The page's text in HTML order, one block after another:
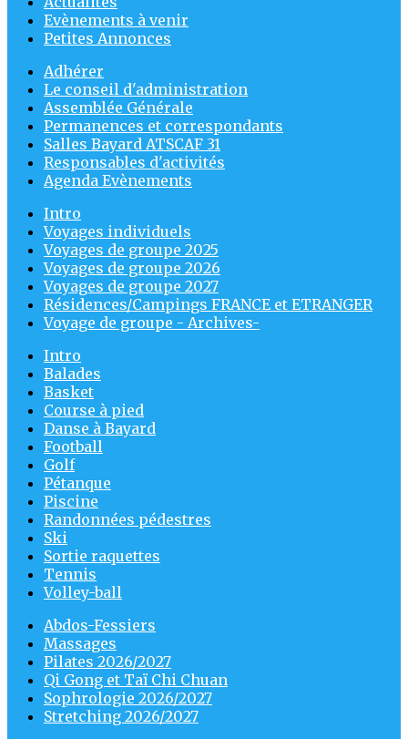
Evènements à venir
Petites Annonces
Adhérer
Le conseil d'administration
Assemblée Générale
Permanences et correspondants
Salles Bayard ATSCAF 31
Responsables d'activités
Agenda Evènements
Intro
Voyages individuels
Voyages de groupe 2025
Voyages de groupe 2026
Voyages de groupe 2027
Résidences/Campings FRANCE et ETRANGER
Voyage de groupe - Archives-
Intro
Balades
Basket
Course à pied
Danse à Bayard
Football
Golf
Pétanque
Piscine
Randonnées pédestres
Ski
Sortie raquettes
Tennis
Volley-ball
Abdos-Fessiers
Massages
Pilates 2026/2027
Qi Gong et Taï Chi Chuan
Sophrologie 2026/2027
Stretching 2026/2027